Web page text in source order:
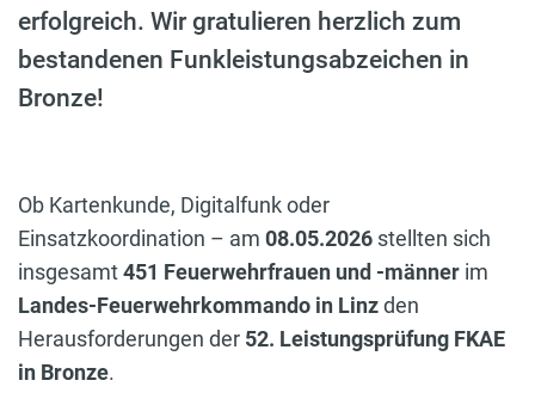
erfolgreich. Wir gratulieren herzlich zum
bestandenen Funkleistungsabzeichen in
Bronze!
Ob Kartenkunde, Digitalfunk oder
Einsatzkoordination – am 08.05.2026 stellten sich
insgesamt451 Feuerwehrfrauen und -männer im
Landes-Feuerwehrkommando in Linzden
Herausforderungen der 52. Leistungsprüfung FKAE
in Bronze.